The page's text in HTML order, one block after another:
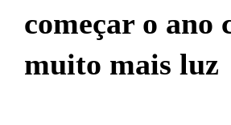
começar o ano
muito mais luz